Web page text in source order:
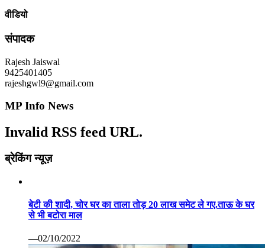
वीडियो
संपादक
Rajesh Jaiswal
9425401405
rajeshgwl9@gmail.com
MP Info News
Invalid RSS feed URL.
ब्रेकिंग न्यूज़
बेटी की शादी, चोर घर का ताला तोड़ 20 लाख समेट ले गए.ताऊ के घर
से भी बटोरा माल
—02/10/2022